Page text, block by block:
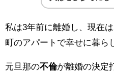
私は3年前に離婚し、現在
町のアパートで幸せに暮ら
元旦那の不倫が離婚の決定